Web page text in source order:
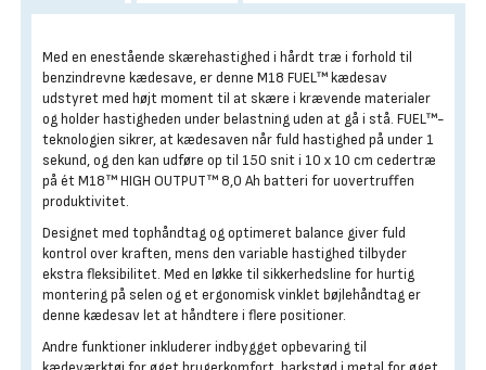
Med en enestående skærehastighed i hårdt træ i forhold til
benzindrevne kædesave, er denne M18 FUEL™ kædesav
udstyret med højt moment til at skære i krævende materialer
og holder hastigheden under belastning uden at gå i stå. FUEL™-
teknologien sikrer, at kædesaven når fuld hastighed på under 1
sekund, og den kan udføre op til 150 snit i 10 x 10 cm cedertræ
på ét M18™ HIGH OUTPUT™ 8,0 Ah batteri for uovertruffen
produktivitet.
Designet med tophåndtag og optimeret balance giver fuld
kontrol over kraften, mens den variable hastighed tilbyder
ekstra fleksibilitet. Med en løkke til sikkerhedsline for hurtig
montering på selen og et ergonomisk vinklet bøjlehåndtag er
denne kædesav let at håndtere i flere positioner.
Andre funktioner inkluderer indbygget opbevaring til